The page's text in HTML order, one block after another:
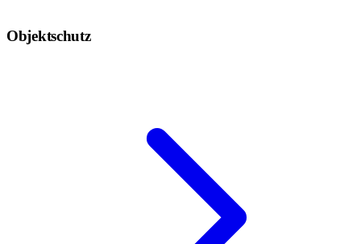
Objektschutz